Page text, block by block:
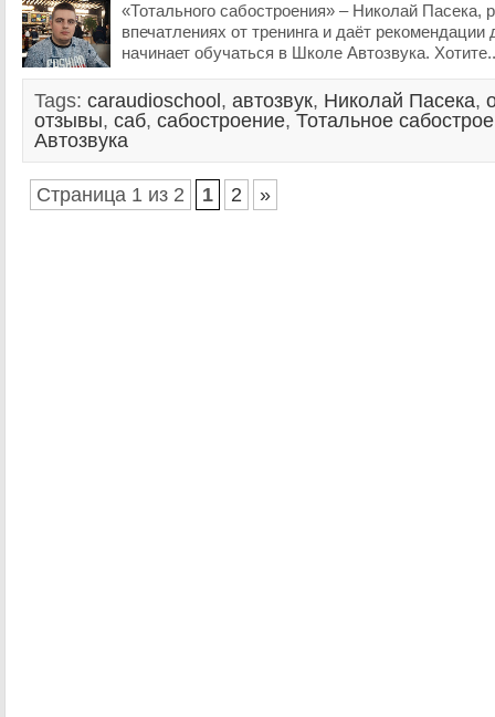
«Тотального сабостроения» – Николай Пасека,
впечатлениях от тренинга и даёт рекомендации
начинает обучаться в Школе Автозвука.
Tags: caraudioschool , автозвук, Николай Пасека,
отзывы, саб, сабостроение, Тотальное
Автозвука
Страница 1 из 2 1 2 »